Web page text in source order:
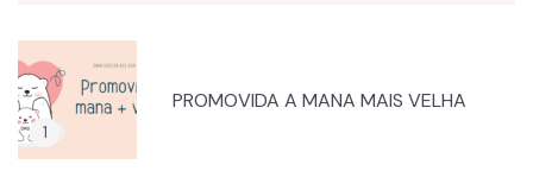
PROMOVIDA A MANA MAIS VELHA